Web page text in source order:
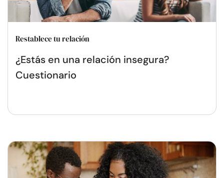
Restablece tu relación
¿Estás en una relación insegura?
Cuestionario